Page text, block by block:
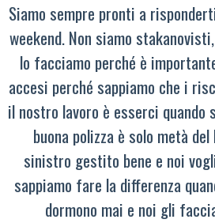
Siamo sempre pronti a
weekend. Non siamo
lo facciamo perché è
accesi perché sappiamo che i
il nostro lavoro è esserci quando
buona polizza è solo metà
sinistro gestito bene e noi
sappiamo fare la differenza
dormono mai e noi gli